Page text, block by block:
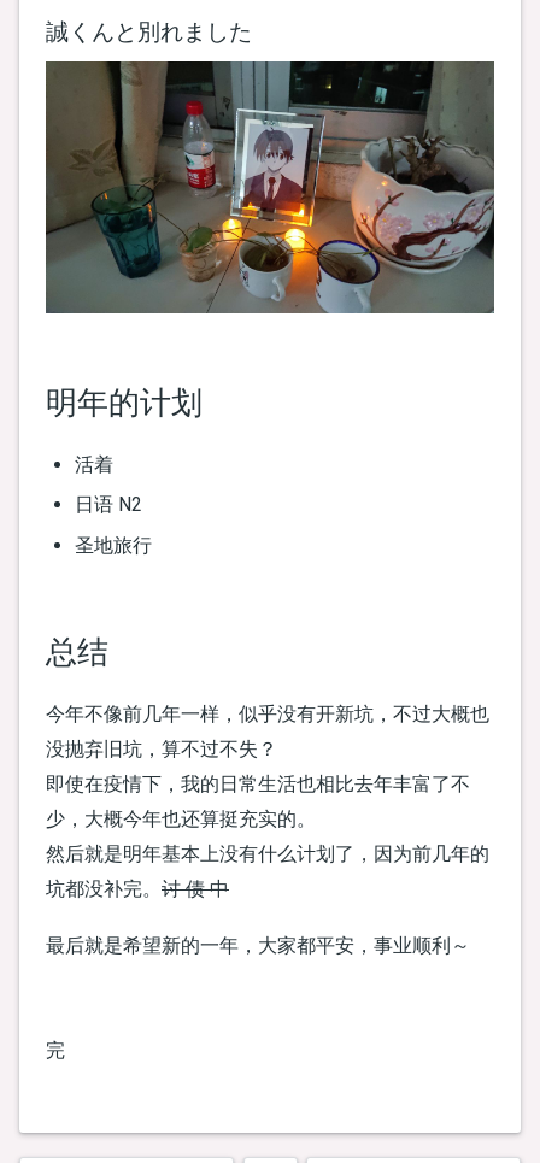
誠くんと別れました
明年的计划
活着
日语 N2
圣地旅行
总结
今年不像前几年一样，似乎没有开新坑，不过大概也
没抛弃旧坑，算不过不失？
即使在疫情下，我的日常生活也相比去年丰富了不
少，大概今年也还算挺充实的。
然后就是明年基本上没有什么计划了，因为前几年的
坑都没补完。 讨 债 中
最后就是希望新的一年，大家都平安，事业顺利～
完